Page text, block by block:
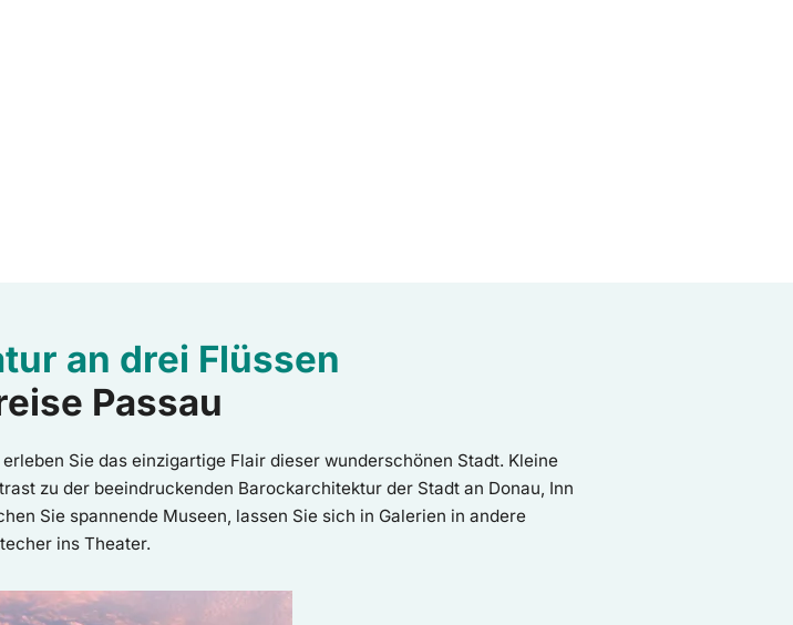
an drei Flüssen
Passau
Sie das einzigartige Flair dieser wunderschönen Stadt. Kleine
zu der beeindruckenden Barockarchitektur der Stadt an Donau, Inn
Sie spannende Museen, lassen Sie sich in Galerien in andere
ins Theater.